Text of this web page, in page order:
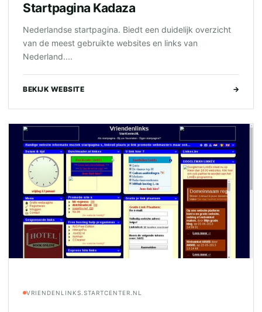
Startpagina Kadaza
Nederlandse startpagina. Biedt een duidelijk overzicht
van de meest gebruikte websites en links van
Nederland....
BEKIJK WEBSITE →
VRIENDENLINKS.STARTCENTER.NL